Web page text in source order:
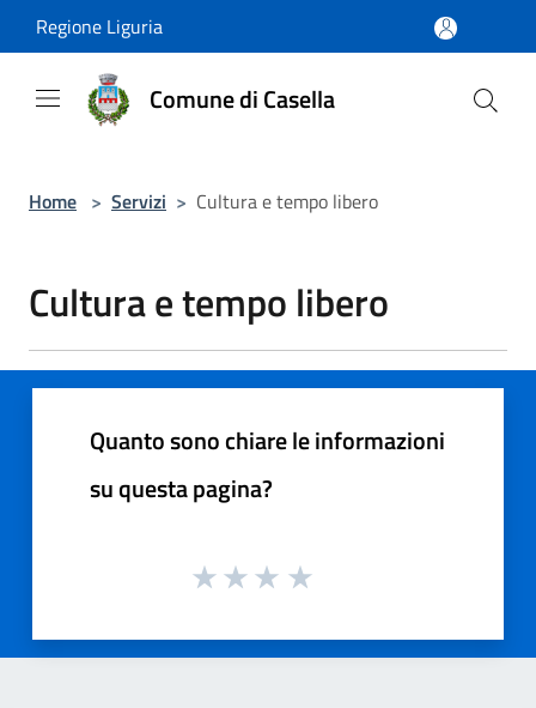
Salta al contenuto principale
Regione Liguria
Comune di Casella
Home > Servizi > Cultura e tempo libero
Cultura e tempo libero
Quanto sono chiare le informazioni
su questa pagina?